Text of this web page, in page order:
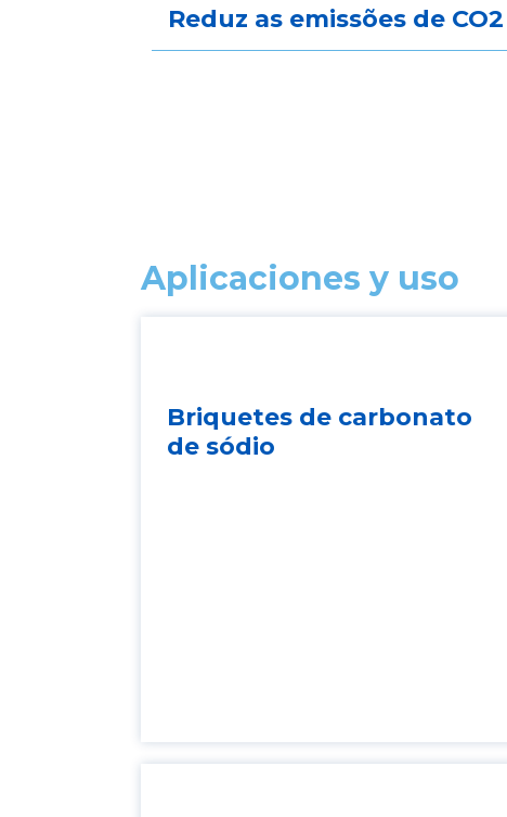
Reduz as emissões de CO2
Aplicaciones y uso
Briquetes de carbonato
de sódio